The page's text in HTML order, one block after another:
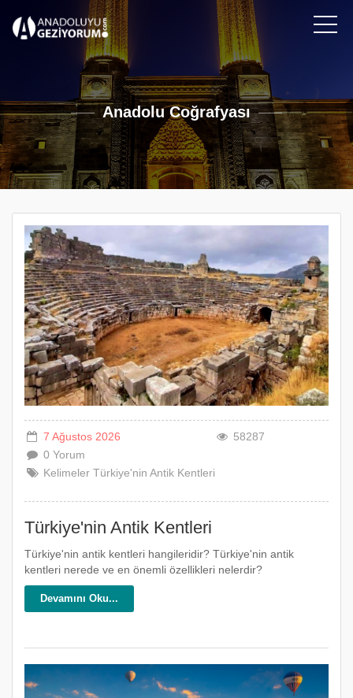
Anadolu Coğrafyası
7 Ağustos 2026
0 Yorum
Kelimeler Türkiye'nin Antik Kentleri
58287
Türkiye'nin Antik Kentleri
Türkiye'nin antik kentleri hangileridir? Türkiye'nin antik
kentleri nerede ve en önemli özellikleri nelerdir?
Devamını Oku...